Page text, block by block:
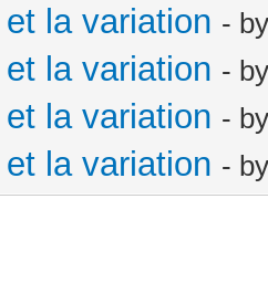
la variation -
la variation -
la variation -
la variation -